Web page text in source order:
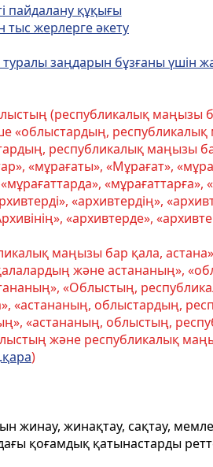
пайдалану құқығы
жерлерге әкету
заңдарын бұзғаны үшін
(республикалық маңызы
«облыстардың,
республикалық маңызы
«мұрағаты», «Мұрағат»,
«мұрағаттарға»,
«архивтердің»,
«архивтерде»,
маңызы бар қала,
және астананың»,
«Облыстың,
«астананың, облыстардың,
«астананың, облыстың,
және республикалық
)
жинау, жинақтау, сақтау,
қоғамдық қатынастарды